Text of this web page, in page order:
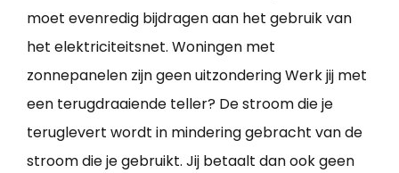
moet evenredig bijdragen aan het gebruik van
het elektriciteitsnet. Woningen met
zonnepanelen zijn geen uitzondering Werk jij met
een terugdraaiende teller? De stroom die je
teruglevert wordt in mindering gebracht van de
stroom die je gebruikt. Jij betaalt dan ook geen